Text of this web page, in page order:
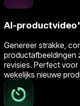
AI-
Genereer strakke,
productafbeeldingen
revisies. Perfect
wekelijks nieuwe